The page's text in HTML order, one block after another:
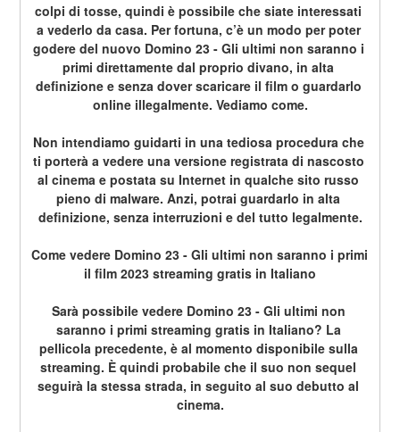
colpi di tosse, quindi è possibile che siate interessati
a vederlo da casa. Per fortuna, c’è un modo per poter
godere del nuovo Domino 23 - Gli ultimi non saranno i
primi direttamente dal proprio divano, in alta
definizione e senza dover scaricare il film o guardarlo
online illegalmente. Vediamo come.
Non intendiamo guidarti in una tediosa procedura che
ti porterà a vedere una versione registrata di nascosto
al cinema e postata su Internet in qualche sito russo
pieno di malware. Anzi, potrai guardarlo in alta
definizione, senza interruzioni e del tutto legalmente.
Come vedere Domino 23 - Gli ultimi non saranno i primi
il film 2023 streaming gratis in Italiano
Sarà possibile vedere Domino 23 - Gli ultimi non
saranno i primi streaming gratis in Italiano? La
pellicola precedente, è al momento disponibile sulla
streaming. È quindi probabile che il suo non sequel
seguirà la stessa strada, in seguito al suo debutto al
cinema.